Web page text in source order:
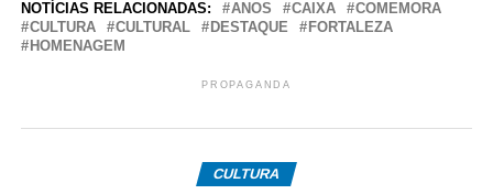
NOTÍCIAS RELACIONADAS: ANOS CAIXA
COMEMORA
CULTURA
CULTURAL DESTAQUE
FORTALEZA
HOMENAGEM
PROPAGANDA
CULTURA